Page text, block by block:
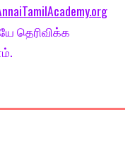
g
தெரிவிக்க